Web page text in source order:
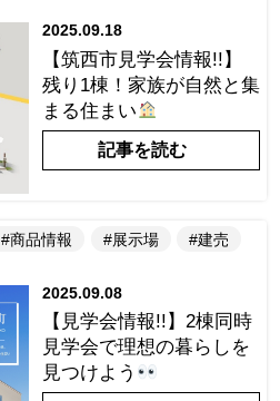
2025.09.18
【筑西市見学会情報!!】
残り1棟！家族が自然と集
まる住まい
記事を読む
#商品情報 #展示場
#建売
2025.09.08
【見学会情報!!】2棟同時
見学会で理想の暮らしを
見つけよう